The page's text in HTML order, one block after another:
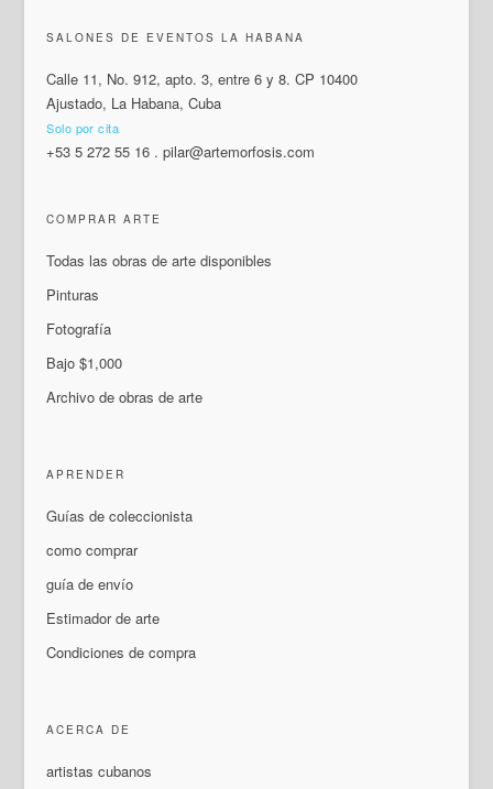
SALONES DE EVENTOS LA HABANA
Calle 11, No. 912, apto. 3, entre 6 y 8. CP 10400
Ajustado, La Habana, Cuba
Solo por cita
+53 5 272 55 16 .pilar@artemorfosis.com
COMPRAR ARTE
Todas las obras de arte disponibles
Pinturas
Fotografía
Bajo $1,000
Archivo de obras de arte
APRENDER
Guías de coleccionista
como comprar
guía de envío
Estimador de arte
Condiciones de compra
ACERCA DE
artistas cubanos